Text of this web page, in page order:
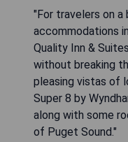
"For travelers on
accommodations
Quality Inn &
without breaking
pleasing vistas of
Super 8 by
along with some
of Puget Sound."